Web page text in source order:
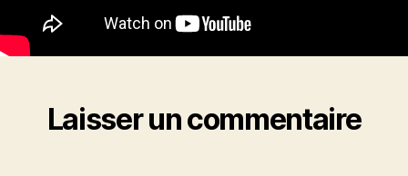
Laisser un commentaire